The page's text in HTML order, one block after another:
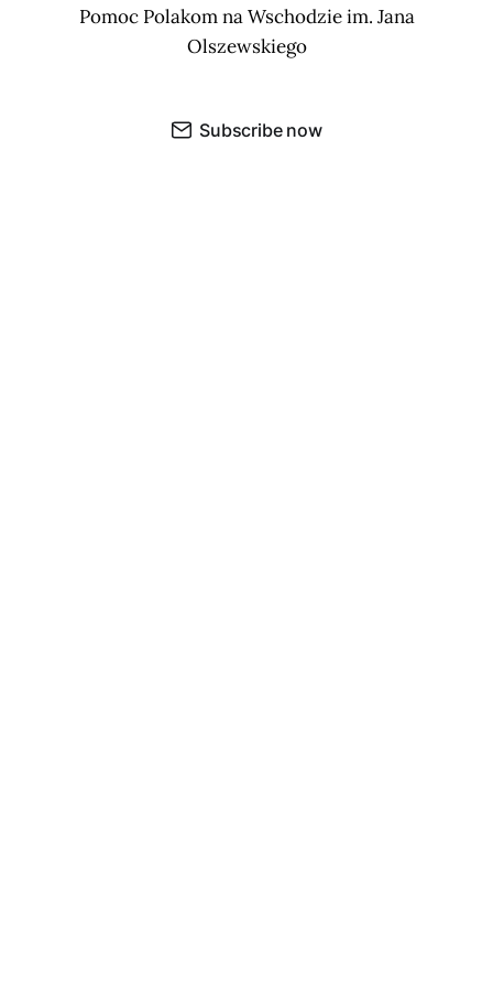
Pomoc Polakom na Wschodzie im. Jana
Olszewskiego
Subscribe now